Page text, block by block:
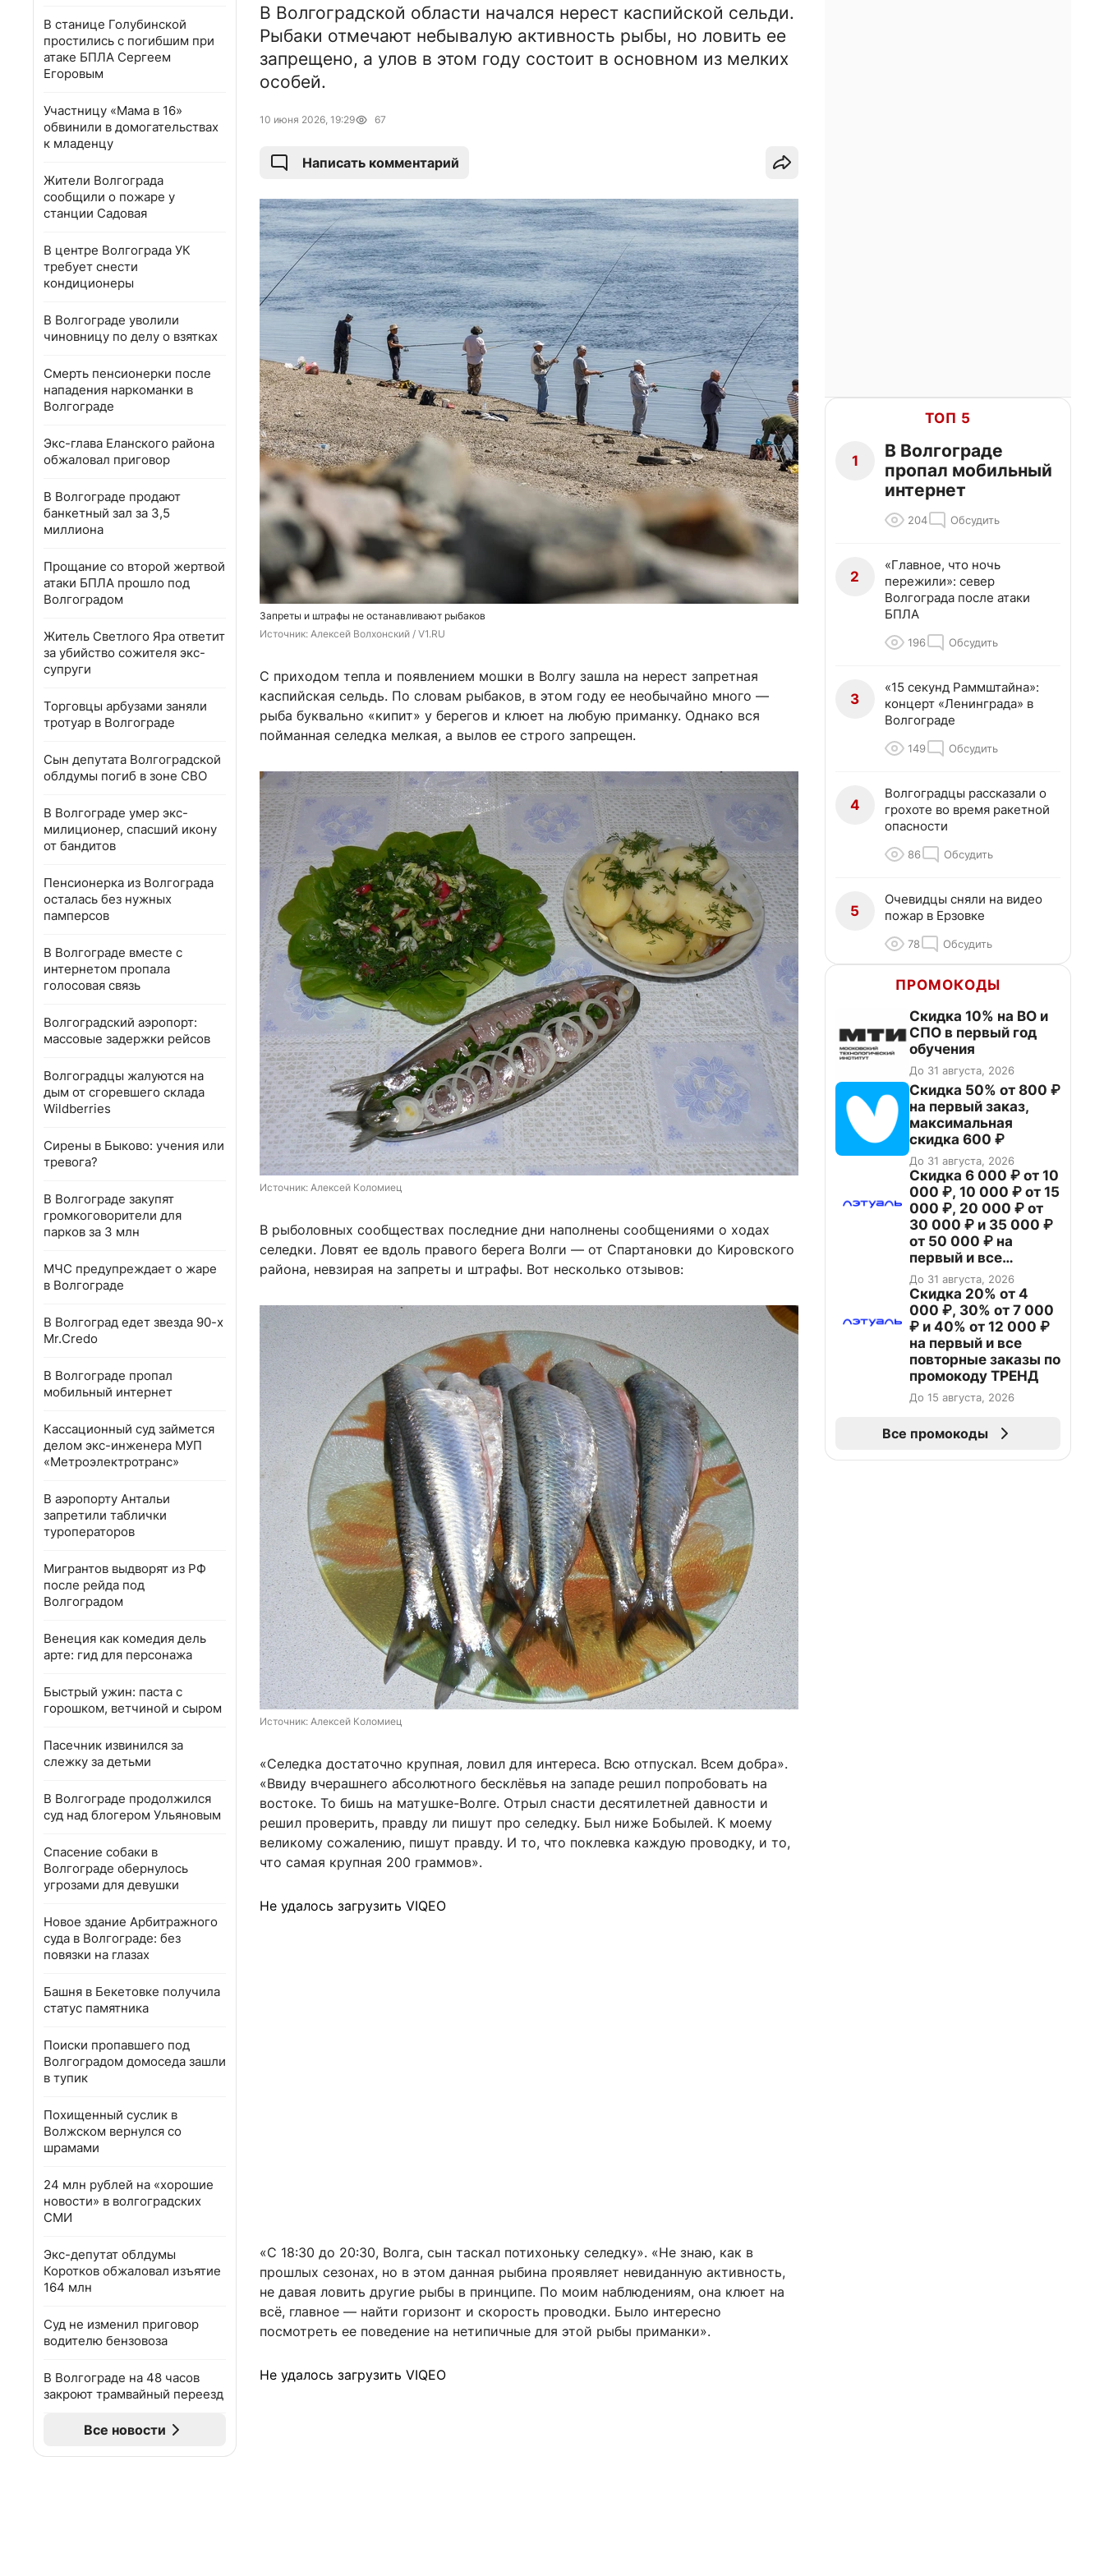
В станице Голубинской
простились с погибшим при
атаке БПЛА Сергеем
Егоровым
Участницу «Мама в 16»
обвинили в домогательствах
к младенцу
Жители Волгограда
сообщили о пожаре у
станции Садовая
В центре Волгограда УК
требует снести
кондиционеры
В Волгограде уволили
чиновницу по делу о взятках
Смерть пенсионерки после
нападения наркоманки в
Волгограде
Экс-глава Еланского района
обжаловал приговор
В Волгограде продают
банкетный зал за 3,5
миллиона
Прощание со второй жертвой
атаки БПЛА прошло под
Волгоградом
Житель Светлого Яра ответит
за убийство сожителя экс-
супруги
Торговцы арбузами заняли
тротуар в Волгограде
Сын депутата Волгоградской
облдумы погиб в зоне СВО
В Волгограде умер экс-
милиционер, спасший икону
от бандитов
Пенсионерка из Волгограда
осталась без нужных
памперсов
В Волгограде вместе с
интернетом пропала
голосовая связь
Волгоградский аэропорт:
массовые задержки рейсов
Волгоградцы жалуются на
дым от сгоревшего склада
Wildberries
Сирены в Быково: учения или
тревога?
В Волгограде закупят
громкоговорители для
парков за 3 млн
МЧС предупреждает о жаре
в Волгограде
В Волгоград едет звезда 90-х
Mr.Credo
В Волгограде пропал
мобильный интернет
Кассационный суд займется
делом экс-инженера МУП
«Метроэлектротранс»
В аэропорту Антальи
запретили таблички
туроператоров
Мигрантов выдворят из РФ
после рейда под
Волгоградом
Венеция как комедия дель
арте: гид для персонажа
Быстрый ужин: паста с
горошком, ветчиной и сыром
Пасечник извинился за
слежку за детьми
В Волгограде продолжился
суд над блогером Ульяновым
Спасение собаки в
Волгограде обернулось
угрозами для девушки
Новое здание Арбитражного
суда в Волгограде: без
повязки на глазах
Башня в Бекетовке получила
статус памятника
Поиски пропавшего под
Волгоградом домоседа зашли
в тупик
Похищенный суслик в
Волжском вернулся со
шрамами
24 млн рублей на «хорошие
новости» в волгоградских
СМИ
Экс-депутат облдумы
Коротков обжаловал изъятие
164 млн
Суд не изменил приговор
водителю бензовоза
В Волгограде на 48 часов
закроют трамвайный переезд
Все новости
В Волгоградской области начался нерест каспийской сельди.
Рыбаки отмечают небывалую активность рыбы, но ловить ее
запрещено, а улов в этом году состоит в основном из мелких
особей.
10 июня 2026, 19:29 67
Написать комментарий
Запреты и штрафы не останавливают рыбаков
Источник: Алексей Волхонский / V1.RU
С приходом тепла и появлением мошки в Волгу зашла на нерест запретная
каспийская сельдь. По словам рыбаков, в этом году ее необычайно много —
рыба буквально «кипит» у берегов и клюет на любую приманку. Однако вся
пойманная селедка мелкая, а вылов ее строго запрещен.
Источник: Алексей Коломиец
В рыболовных сообществах последние дни наполнены сообщениями о ходах
селедки. Ловят ее вдоль правого берега Волги — от Спартановки до Кировского
района, невзирая на запреты и штрафы. Вот несколько отзывов:
Источник: Алексей Коломиец
«Селедка достаточно крупная, ловил для интереса. Всю отпускал. Всем добра».
«Ввиду вчерашнего абсолютного бесклёвья на западе решил попробовать на
востоке. То бишь на матушке-Волге. Отрыл снасти десятилетней давности и
решил проверить, правду ли пишут про селедку. Был ниже Бобылей. К моему
великому сожалению, пишут правду. И то, что поклевка каждую проводку, и то,
что самая крупная 200 граммов».
Не удалось загрузить VIQEO
«С 18:30 до 20:30, Волга, сын таскал потихоньку селедку». «Не знаю, как в
прошлых сезонах, но в этом данная рыбина проявляет невиданную активность,
не давая ловить другие рыбы в принципе. По моим наблюдениям, она клюет на
всё, главное — найти горизонт и скорость проводки. Было интересно
посмотреть ее поведение на нетипичные для этой рыбы приманки».
Не удалось загрузить VIQEO
ТОП 5
1
В Волгограде
пропал мобильный
интернет
204 Обсудить
2
«Главное, что ночь
пережили»: север
Волгограда после атаки
БПЛА
196 Обсудить
3
«15 секунд Раммштайна»:
концерт «Ленинграда» в
Волгограде
149 Обсудить
4
Волгоградцы рассказали о
грохоте во время ракетной
опасности
86 Обсудить
5
Очевидцы сняли на видео
пожар в Ерзовке
78 Обсудить
ПРОМОКОДЫ
Скидка 10% на ВО и
СПО в первый год
обучения
До 31 августа, 2026
Скидка 50% от 800 ₽
на первый заказ,
максимальная
скидка 600 ₽
До 31 августа, 2026
Скидка 6 000 ₽ от 10
000 ₽, 10 000 ₽ от 15
000 ₽, 20 000 ₽ от
30 000 ₽ и 35 000 ₽
от 50 000 ₽ на
первый и все
повторные заказы по
промокоду НАБЕРИ
До 31 августа, 2026
Скидка 20% от 4
000 ₽, 30% от 7 000
₽ и 40% от 12 000 ₽
на первый и все
повторные заказы по
промокоду ТРЕНД
До 15 августа, 2026
Все промокоды